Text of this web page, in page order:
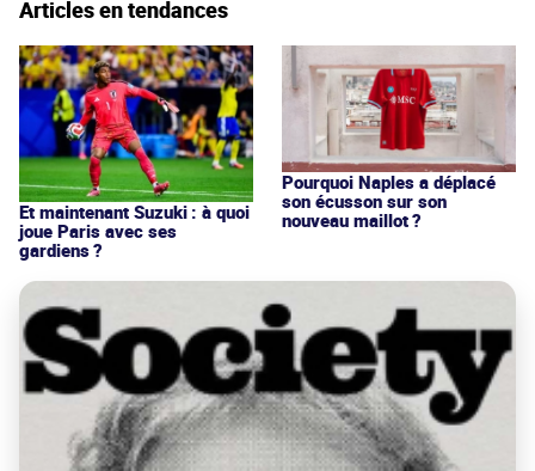
Articles en tendances
Et maintenant Suzuki : à quoi
joue Paris avec ses
gardiens ?
Pourquoi Naples a déplacé
son écusson sur son
nouveau maillot ?